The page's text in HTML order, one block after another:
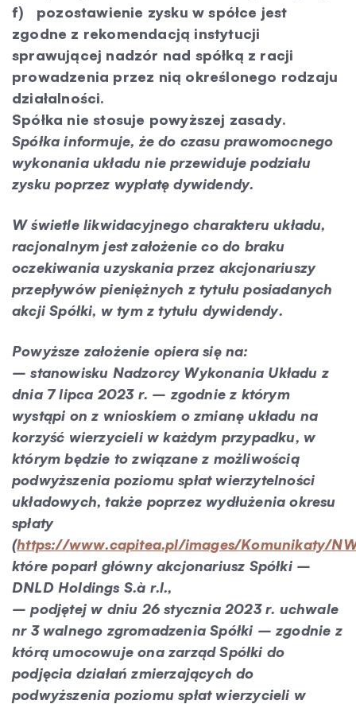
f) pozostawienie zysku w spółce jest
zgodne z rekomendacją instytucji
sprawującej nadzór nad spółką z racji
prowadzenia przez nią określonego rodzaju
działalności.
Spółka nie stosuje powyższej zasady.
Spółka informuje, że do czasu prawomocnego
wykonania układu nie przewiduje podziału
zysku poprzez wypłatę dywidendy.
W świetle likwidacyjnego charakteru układu,
racjonalnym jest założenie co do braku
oczekiwania uzyskania przez akcjonariuszy
przepływów pieniężnych z tytułu posiadanych
akcji Spółki, w tym z tytułu dywidendy.
Powyższe założenie opiera się na:
– stanowisku Nadzorcy Wykonania Układu z
dnia 7 lipca 2023 r. – zgodnie z którym
wystąpi on z wnioskiem o zmianę układu na
korzyść wierzycieli w każdym przypadku, w
którym będzie to związane z możliwością
podwyższenia poziomu spłat wierzytelności
układowych, także poprzez wydłużenia okresu
spłaty
(https://www.capitea.pl/images/Komunikaty/
które poparł główny akcjonariusz Spółki –
DNLD Holdings S.à r.l.,
– podjętej w dniu 26 stycznia 2023 r. uchwale
nr 3 walnego zgromadzenia Spółki – zgodnie z
którą umocowuje ona zarząd Spółki do
podjęcia działań zmierzających do
podwyższenia poziomu spłat wierzycieli w